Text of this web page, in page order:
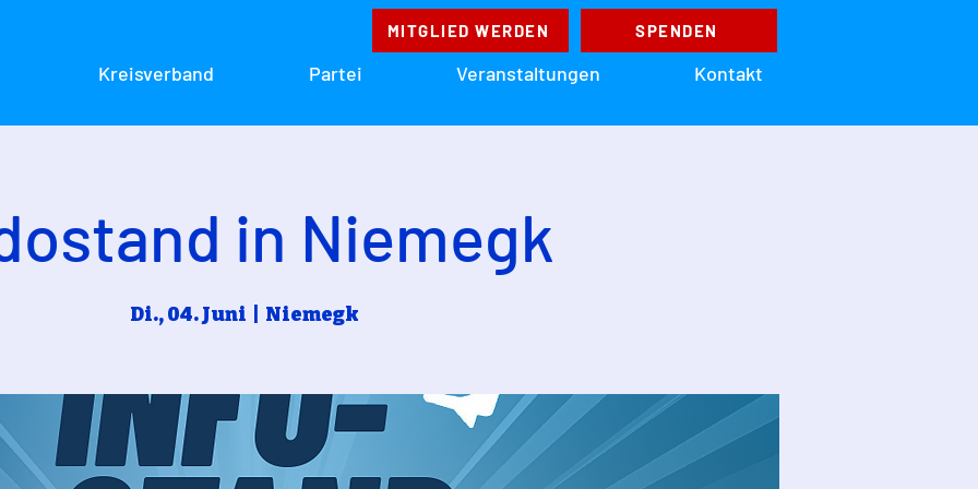
MITGLIED WERDEN SPENDEN
Kreisverband Partei Veranstaltungen Kontakt
in Niemegk
Di., 04. Juni Niemegk